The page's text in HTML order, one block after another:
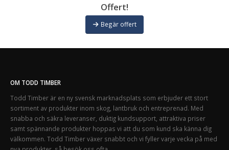
Offert!
Begär offert
OM TODD TIMBER
Todd Timber är en ny svensk marknadsplats som erbjuder ett stort
sortiment av produkter inom skog, lantbruk och entreprenad. Med
snabba och säkra leveranser, duktig kundsupport, attraktiva priser
samt spännande produkter hoppas vi att du som kund ska känna dig
välkommen. Todd Timber växer snabbt och vi fyller varje vecka på med